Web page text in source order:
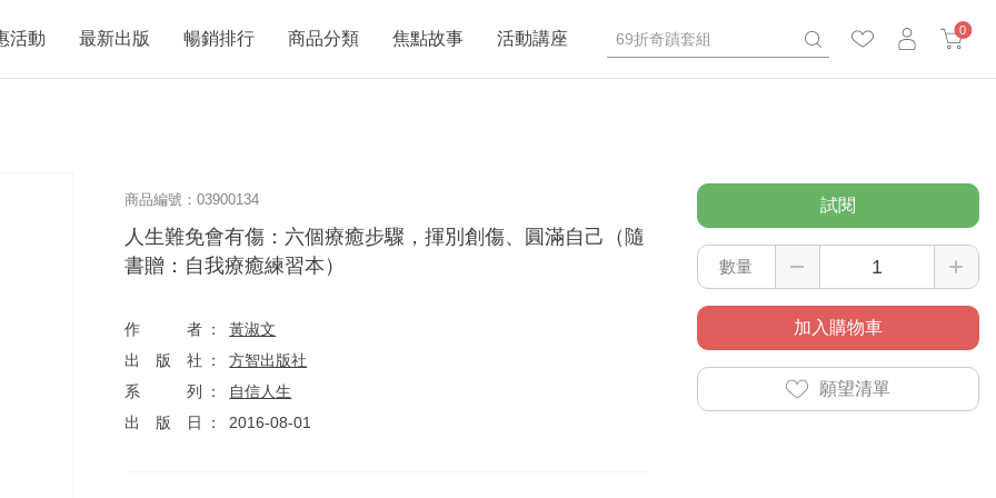
0
活動 最新出版 暢銷排行 商品分類 焦點故事 活動講座
商品編號：03900134
人生難免會有傷：六個療癒步驟，揮別創傷、圓滿自己（隨
書贈：自我療癒練習本）
作者
黃淑文
出版社
方智出版社
系列
自信人生
出版日
2016-08-01
試閱
數量
加入購物車
願望清單